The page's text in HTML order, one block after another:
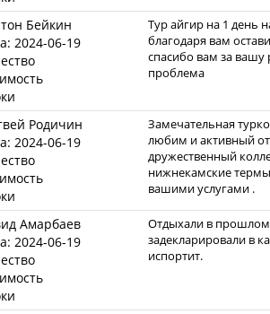
Бейкин
2024-06-19
Тур айгир на 1 день
благодаря вам
спасибо вам за
проблема
Родичин
2024-06-19
Замечательная
любим и активный
дружественный
нижнекамские
вашими услугами .
Амарбаев
2024-06-19
Отдыхали в прошлом
задекларировали в
испортит.